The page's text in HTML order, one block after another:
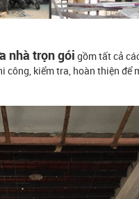
nhà trọn gói gồm tất cả
công, kiểm tra, hoàn thiện